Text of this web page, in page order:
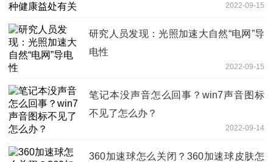
2022-09-15
研究人员发现：光照加速大自然“电网”导
电性
2022-09-15
笔记本没声音怎么回事？win7声音图标
不见了怎么办？
2022-09-14
360加速球怎么关闭？360加速球皮肤怎